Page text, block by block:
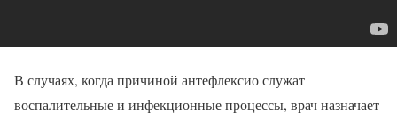
В случаях, когда причиной антефлексио служат
воспалительные и инфекционные процессы, врач назначает